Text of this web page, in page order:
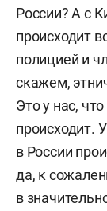
России? А с
происходит
полицией и
скажем,
Это у нас,
происходит.
в России
да, к
в